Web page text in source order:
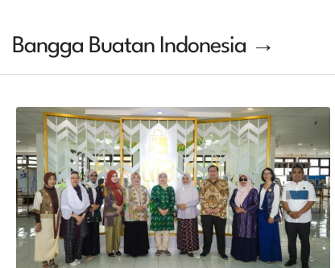
Bangga Buatan Indonesia →